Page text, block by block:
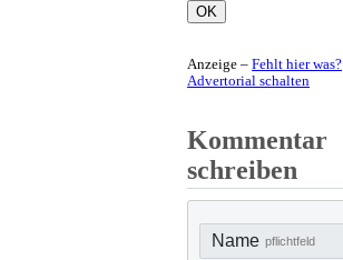
Anzeige – Fehlt hier was?
Advertorial schalten
Kommentar
schreiben
Name pflichtfeld